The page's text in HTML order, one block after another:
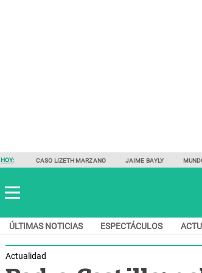
HOY: CASO LIZETH MARZANO JAIME BAYLY
ÚLTIMAS NOTICIAS ESPECTÁCULOS
Actualidad